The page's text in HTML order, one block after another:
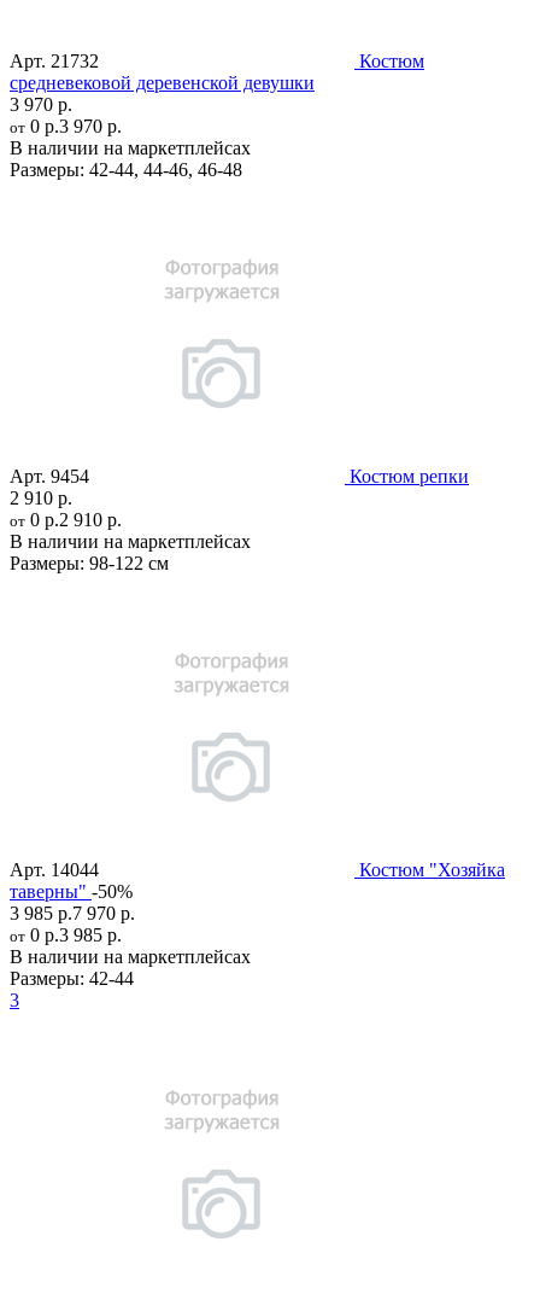
Арт. 21732
Костюм
средневековой деревенской девушки
3 970 р.
от 0 р.3 970 р.
В наличии на маркетплейсах
Размеры: 42-44, 44-46, 46-48
Арт. 9454
Костюм репки
2 910 р.
от 0 р.2 910 р.
В наличии на маркетплейсах
Размеры: 98-122 см
Арт. 14044
Костюм "Хозяйка
таверны" -50%
3 985 р.7 970 р.
от 0 р.3 985 р.
В наличии на маркетплейсах
Размеры: 42-44
3